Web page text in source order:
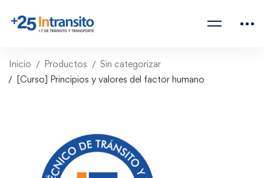
Inicio Productos
Sin categorizar
[Curso] Principios y valores del factor humano